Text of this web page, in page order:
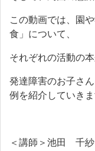
この動画では、園
食」について、
それぞれの活動の
発達障害のお子さ
例を紹介していきま
＜講師＞池田 千紗